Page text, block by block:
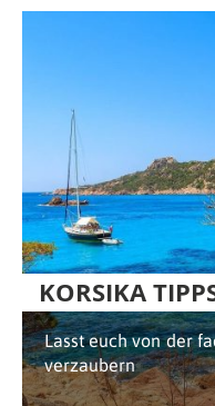
KORSIKA
Lasst euch von der
verzaubern